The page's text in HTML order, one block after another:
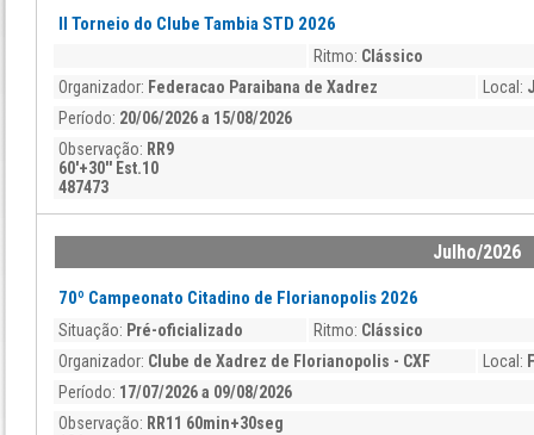
II Torneio do Clube Tambia STD 2026
Ritmo: Clássico
Organizador: Federacao Paraibana de Xadrez Local:
Período: 20/06/2026 a 15/08/2026
Observação: RR9
60'+30'' Est.10
487473
Julho/2026
70º Campeonato Citadino de Florianopolis 2026
Situação: Pré-oficializado Ritmo: Clássico
Organizador: Clube de Xadrez de Florianopolis - CXF Local:
Período: 17/07/2026 a 09/08/2026
Observação: RR11 60min+30seg